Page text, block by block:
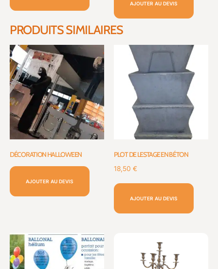
AJOUTER AU DEVIS
PRODUITS SIMILAIRES
DÉCORATION HALLOWEEN
AJOUTER AU DEVIS
PLOT DE LESTAGE EN BÉTON
18,50 €
AJOUTER AU DEVIS